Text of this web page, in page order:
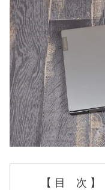
【 目 次 】